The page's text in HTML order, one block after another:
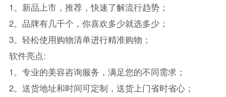
1。新品上市，推荐，快速了解流行趋势；
2。品牌有几千个，你喜欢多少就选多少；
3。轻松使用购物清单进行精准购物；
软件亮点:
1。专业的美容咨询服务，满足您的不同需求；
2。送货地址和时间可定制，送货上门省时省心；